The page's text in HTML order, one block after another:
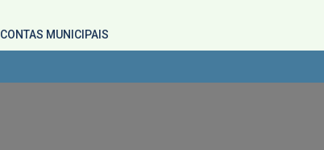
CONTAS MUNICIPAIS